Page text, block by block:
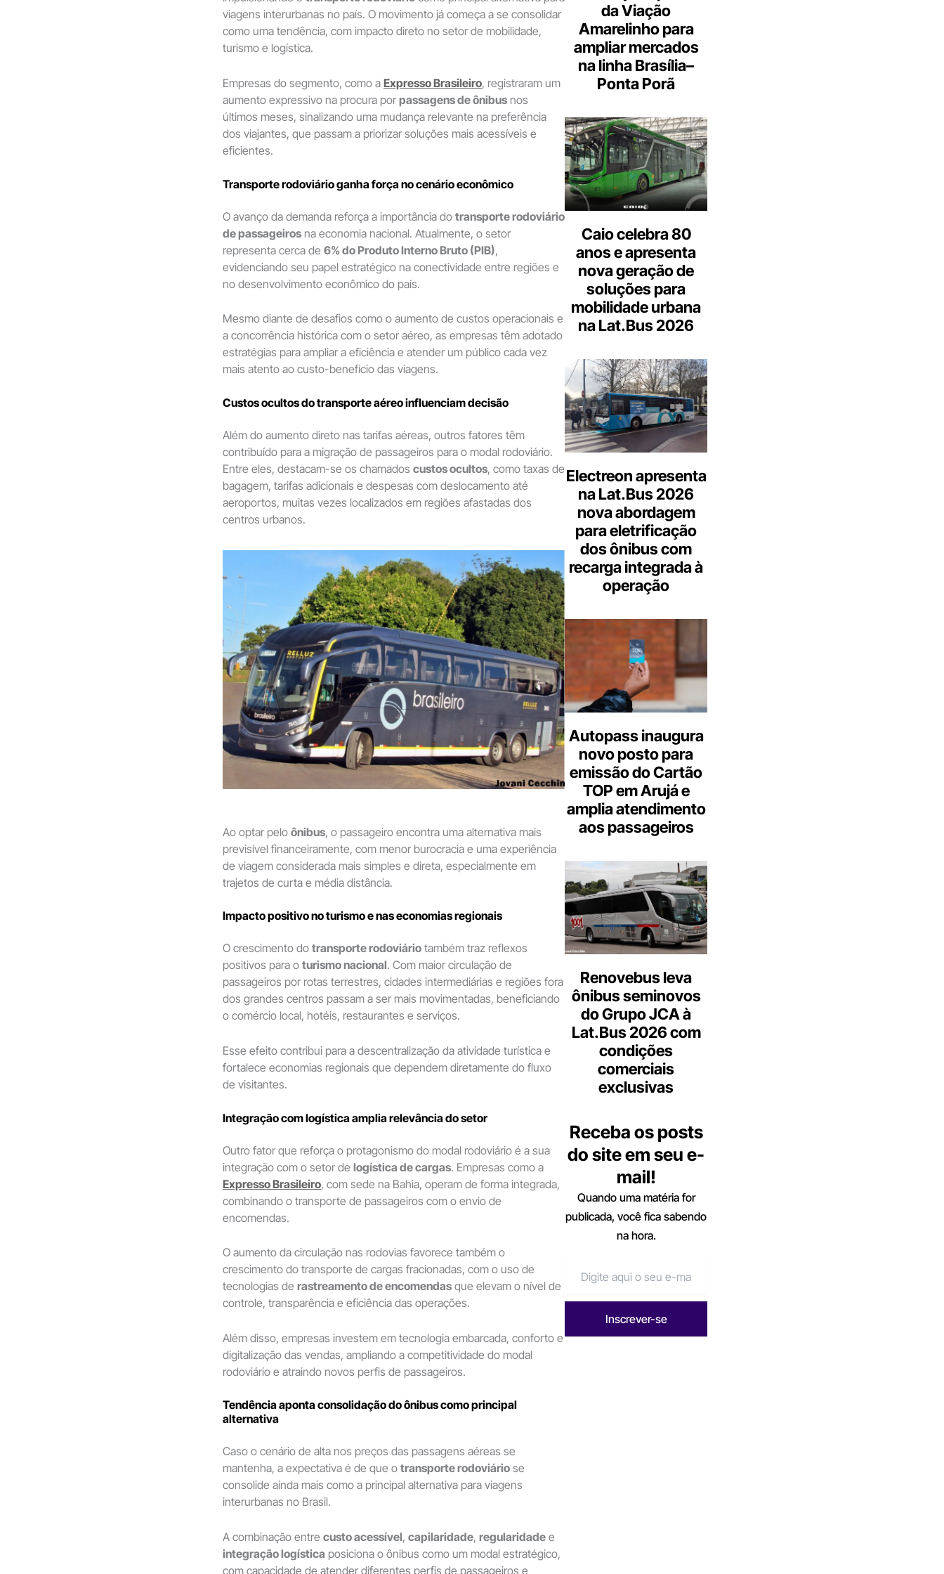
viagens interurbanas no país. O movimento já começa a se consolidar
como uma tendência, com impacto direto no setor de mobilidade,
turismo e logística.
Empresas do segmento, como a Expresso Brasileiro, registraram um
aumento expressivo na procura por passagens de ônibus nos
últimos meses, sinalizando uma mudança relevante na preferência
dos viajantes, que passam a priorizar soluções mais acessíveis e
eficientes.
Transporte rodoviário ganha força no cenário econômico
O avanço da demanda reforça a importância do transporte rodoviário
de passageiros na economia nacional. Atualmente, o setor
representa cerca de 6% do Produto Interno Bruto (PIB),
evidenciando seu papel estratégico na conectividade entre regiões e
no desenvolvimento econômico do país.
Mesmo diante de desafios como o aumento de custos operacionais e
a concorrência histórica com o setor aéreo, as empresas têm adotado
estratégias para ampliar a eficiência e atender um público cada vez
mais atento ao custo-benefício das viagens.
Custos ocultos do transporte aéreo influenciam decisão
Além do aumento direto nas tarifas aéreas, outros fatores têm
contribuído para a migração de passageiros para o modal rodoviário.
Entre eles, destacam-se os chamados custos ocultos, como taxas de
bagagem, tarifas adicionais e despesas com deslocamento até
aeroportos, muitas vezes localizados em regiões afastadas dos
centros urbanos.
Ao optar pelo ônibus, o passageiro encontra uma alternativa mais
previsível financeiramente, com menor burocracia e uma experiência
de viagem considerada mais simples e direta, especialmente em
trajetos de curta e média distância.
Impacto positivo no turismo e nas economias regionais
O crescimento do transporte rodoviário também traz reflexos
positivos para o turismo nacional. Com maior circulação de
passageiros por rotas terrestres, cidades intermediárias e regiões fora
dos grandes centros passam a ser mais movimentadas, beneficiando
o comércio local, hotéis, restaurantes e serviços.
Esse efeito contribui para a descentralização da atividade turística e
fortalece economias regionais que dependem diretamente do fluxo
de visitantes.
Integração com logística amplia relevância do setor
Outro fator que reforça o protagonismo do modal rodoviário é a sua
integração com o setor de logística de cargas. Empresas como a
Expresso Brasileiro, com sede na Bahia, operam de forma integrada,
combinando o transporte de passageiros com o envio de
encomendas.
O aumento da circulação nas rodovias favorece também o
crescimento do transporte de cargas fracionadas, com o uso de
tecnologias de rastreamento de encomendas que elevam o nível de
controle, transparência e eficiência das operações.
Além disso, empresas investem em tecnologia embarcada, conforto e
digitalização das vendas, ampliando a competitividade do modal
rodoviário e atraindo novos perfis de passageiros.
Tendência aponta consolidação do ônibus como principal
alternativa
Caso o cenário de alta nos preços das passagens aéreas se
mantenha, a expectativa é de que o transporte rodoviário se
consolide ainda mais como a principal alternativa para viagens
interurbanas no Brasil.
A combinação entre custo acessível, capilaridade, regularidade e
integração logística posiciona o ônibus como um modal estratégico,
com capacidade de atender diferentes perfis de passageiros e
da Viação
Amarelinho para
ampliar mercados
na linha Brasília–
Ponta Porã
Caio celebra 80
anos e apresenta
nova geração de
soluções para
mobilidade urbana
na Lat.Bus 2026
Electreon apresenta
na Lat.Bus 2026
nova abordagem
para eletrificação
dos ônibus com
recarga integrada à
operação
Autopass inaugura
novo posto para
emissão do Cartão
TOP em Arujá e
amplia atendimento
aos passageiros
Renovebus leva
ônibus seminovos
do Grupo JCA à
Lat.Bus 2026 com
condições
comerciais
exclusivas
Receba os posts
do site em seu e-
mail!
Quando uma matéria for
publicada, você fica sabendo
na hora.
Inscrever-se